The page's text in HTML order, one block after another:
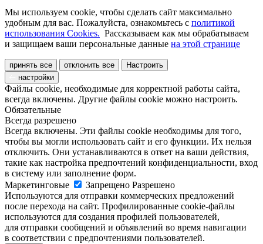
Мы используем cookie, чтобы сделать сайт максимально
удобным для вас. Пожалуйста, ознакомьтесь с политикой
использования Cookies. Рассказываем как мы обрабатываем
и защищаем ваши персональные данные на этой странице
принять все отклонить все
Настроить
настройки
Файлы cookie, необходимые для корректной работы сайта,
всегда включены. Другие файлы cookie можно настроить.
Обязательные
Всегда разрешено
Всегда включены. Эти файлы cookie необходимы для того,
чтобы вы могли использовать сайт и его функции. Их нельзя
отключить. Они устанавливаются в ответ на ваши действия,
такие как настройка предпочтений конфиденциальности, вход
в систему или заполнение форм.
Маркетинговые
Запрещено Разрешено
Используются для отправки коммерческих предложений
после перехода на сайт. Профилированные cookie-файлы
используются для создания профилей пользователей,
для отправки сообщений и объявлений во время навигации
в соответствии с предпочтениями пользователей.